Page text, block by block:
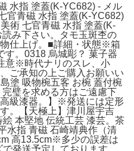
水指 塗蓋(K-YC682) - メル
官青磁 水指 塗蓋(K-YC682)
術 七官青磁 水指 塗蓋(K-
み下さい。タモ玉斑杢の
上げ。■詳細・状態※箱
す。0318 烏城彫？ 菓子器
意※時代ナリのスレ、小
ご承知の上ご購入お願いい
塗 吸物椀五客 お椀 蓋付椀
璧を求める方はご遠慮下
級漆器。】※発送には定形
。【天極上】津川屋宇吉
本堅地 伝統工芸 漆芸。茶
水指 青磁 石崎靖典作（清
高13.5cm※多少の誤差は
発送予定しております。